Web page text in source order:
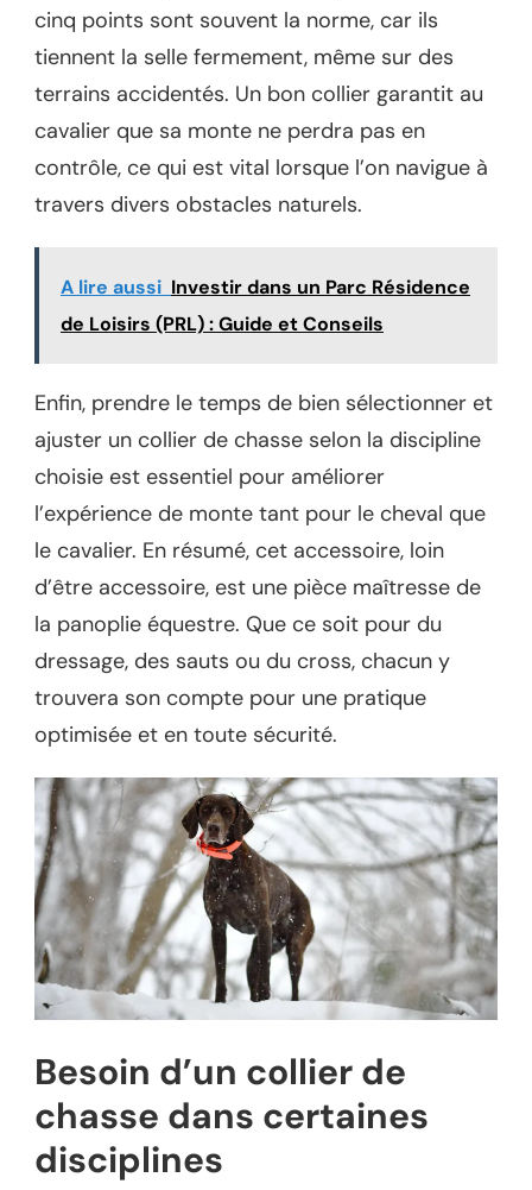
cinq points sont souvent la norme, car ils
tiennent la selle fermement, même sur des
terrains accidentés. Un bon collier garantit au
cavalier que sa monte ne perdra pas en
contrôle, ce qui est vital lorsque l’on navigue à
travers divers obstacles naturels.
A lire aussi Investir dans un Parc Résidence
de Loisirs (PRL) : Guide et Conseils
Enfin, prendre le temps de bien sélectionner et
ajuster un collier de chasse selon la discipline
choisie est essentiel pour améliorer
l’expérience de monte tant pour le cheval que
le cavalier. En résumé, cet accessoire, loin
d’être accessoire, est une pièce maîtresse de
la panoplie équestre. Que ce soit pour du
dressage, des sauts ou du cross, chacun y
trouvera son compte pour une pratique
optimisée et en toute sécurité.
Besoin d’un collier de
chasse dans certaines
disciplines